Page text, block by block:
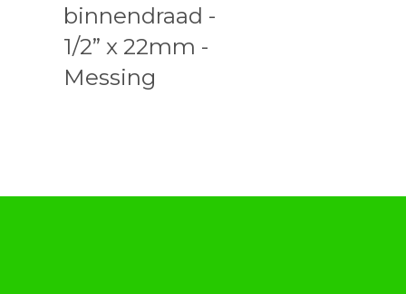
binnendraad -
1/2” x 22mm -
Messing